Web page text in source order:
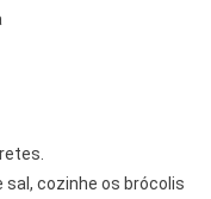
sal, cozinhe os brócolis